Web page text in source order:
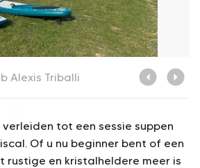
Alexis Triballi
tot een sessie suppen
Of u nu beginner bent of een
rustige en kristalheldere meer is